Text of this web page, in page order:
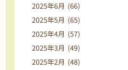
2025年6月 (66)
2025年5月 (65)
2025年4月 (57)
2025年3月 (49)
2025年2月 (48)